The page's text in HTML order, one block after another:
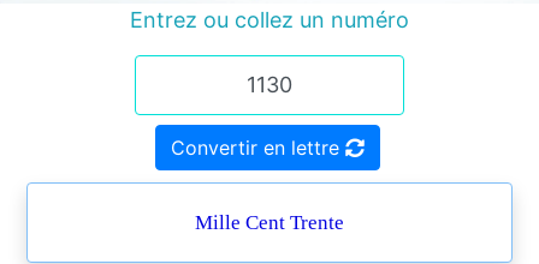
Entrez ou collez un numéro
Convertir en lettre
Mille Cent Trente